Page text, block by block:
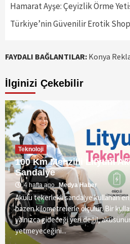
Hamarat Ayşe: Çeyizlik Örme
Türkiye’nin Güvenilir Erotik
FAYDALI BAĞLANTILAR: Konya
İlginizi Çekebilir
Teknoloji
100 Km Menzilli Lityum
Sandalye
4 hafta ago Medya Haber
Akülü tekerlekli sandalye kullanan
bazen kilometrelerle ölçülür. Bir
yalnızca gideceği yeri değil,
yetmeyeceğini...